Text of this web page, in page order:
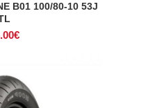
B01 100/80-10 53J
€